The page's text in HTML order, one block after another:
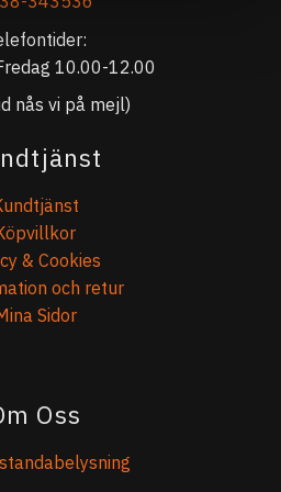
10.00-12.00
nås vi på mejl)
& Cookies
och retur
Sidor
Oss